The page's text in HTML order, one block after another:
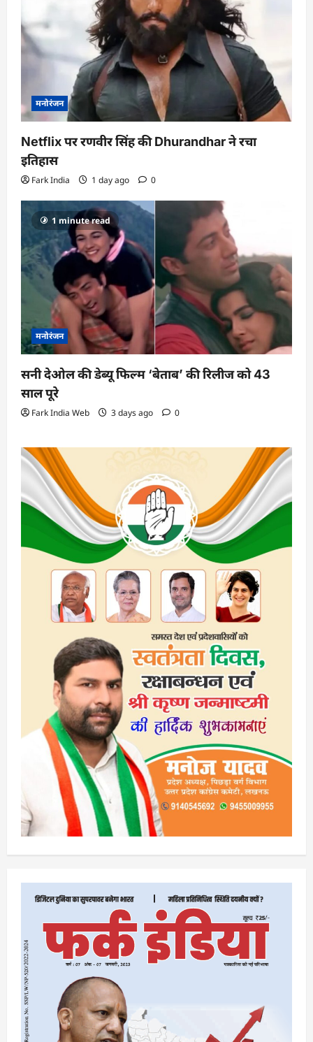
मनोरंजन
Netflix पर रणवीर सिंह की Dhurandhar ने रचा
इतिहास
Fark India 1 day ago 0
1 minute read
मनोरंजन
सनी देओल की डेब्यू फिल्म ‘बेताब’ की रिलीज को 43
साल पूरे
Fark India Web 3 days ago 0